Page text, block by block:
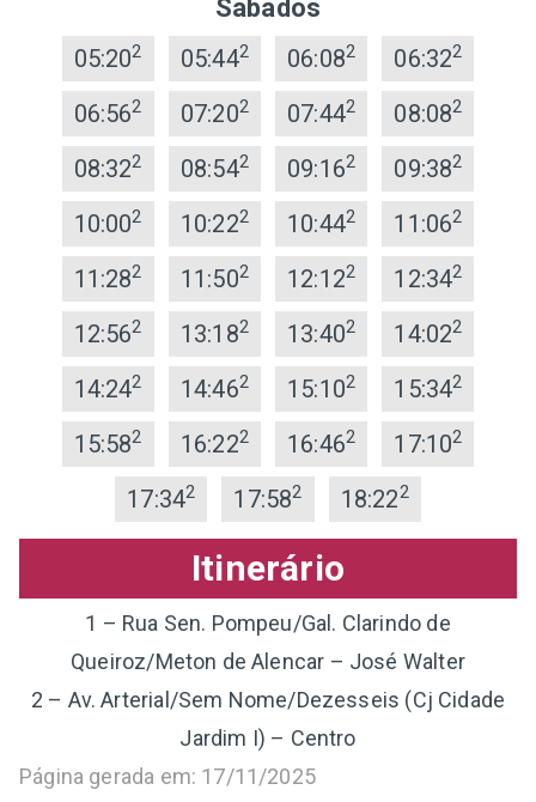
Sábados
05:202 05:442 06:082 06:322
06:562 07:202 07:442 08:082
08:322 08:542 09:162 09:382
10:002 10:222 10:442 11:062
11:282 11:502 12:122 12:342
12:562 13:182 13:402 14:022
14:242 14:462 15:102 15:342
15:582 16:222 16:462 17:102
17:342 17:582 18:222
Itinerário
1 – Rua Sen. Pompeu/Gal. Clarindo de
Queiroz/Meton de Alencar – José Walter
2 – Av. Arterial/Sem Nome/Dezesseis (Cj Cidade
Jardim I) – Centro
Página gerada em: 17/11/2025